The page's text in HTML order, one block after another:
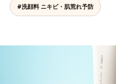
#洗顔料 ニキビ・肌荒れ予防